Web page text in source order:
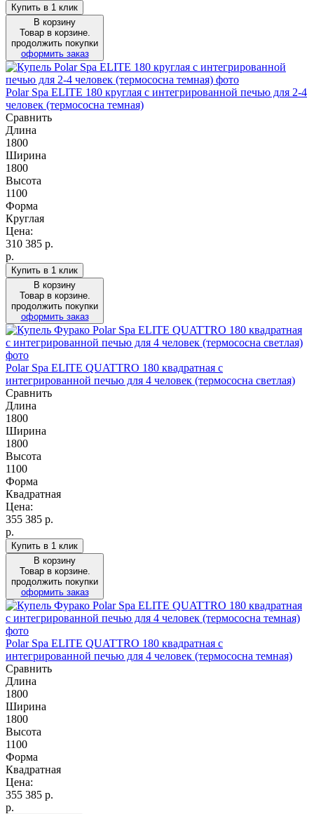
Купить в 1 клик
В корзину
Товар в корзине.
продолжить покупки
оформить заказ
Polar Spa ELITE 180 круглая с интегрированной печью для 2-4
человек (термососна темная)
Сравнить
Длина
1800
Ширина
1800
Высота
1100
Форма
Круглая
Цена:
310 385 р.
р.
Купить в 1 клик
В корзину
Товар в корзине.
продолжить покупки
оформить заказ
Polar Spa ELITE QUATTRO 180 квадратная с
интегрированной печью для 4 человек (термососна светлая)
Сравнить
Длина
1800
Ширина
1800
Высота
1100
Форма
Квадратная
Цена:
355 385 р.
р.
Купить в 1 клик
В корзину
Товар в корзине.
продолжить покупки
оформить заказ
Polar Spa ELITE QUATTRO 180 квадратная с
интегрированной печью для 4 человек (термососна темная)
Сравнить
Длина
1800
Ширина
1800
Высота
1100
Форма
Квадратная
Цена:
355 385 р.
р.